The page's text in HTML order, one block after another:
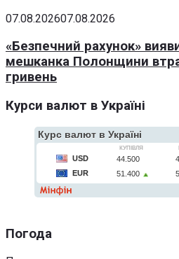
07.08.202607.08.2026
«Безпечний рахунок»
мешканка Полонщини
гривень
Курси валют в Україні
Погода